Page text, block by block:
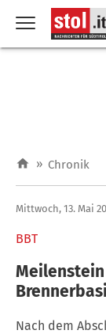
» Chronik
BBT
Mittwoch, 13. Mai
Nach dem